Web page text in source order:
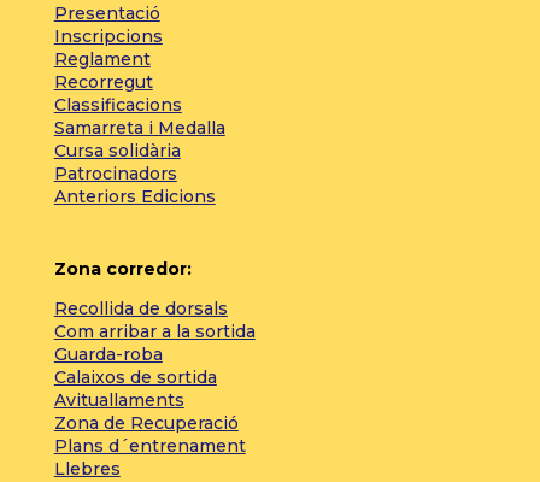
Presentació
Inscripcions
Reglament
Recorregut
Classificacions
Samarreta i Medalla
Cursa solidària
Patrocinadors
Anteriors Edicions
Zona corredor:
Recollida de dorsals
Com arribar a la sortida
Guarda-roba
Calaixos de sortida
Avituallaments
Zona de Recuperació
Plans d´entrenament
Llebres